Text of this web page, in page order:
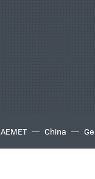
AEMET China